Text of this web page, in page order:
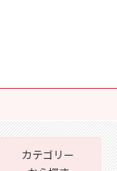
カテゴリー